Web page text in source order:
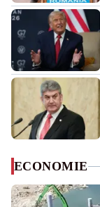
ECONOMIE